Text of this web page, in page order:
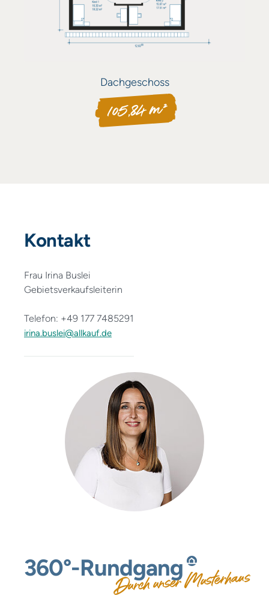
Dachgeschoss
105,84 m²
Kontakt
Frau Irina Buslei
Gebietsverkaufsleiterin
Telefon: +49 177 7485291
irina.buslei@allkauf.de
360°-RundgangDurch unser Musterhaus